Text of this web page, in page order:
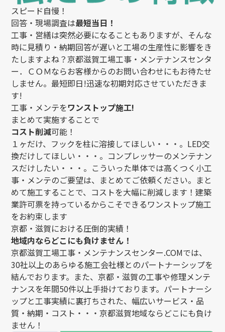
スピード自慢！
回答・現場調査は最短当日！
工事・営繕は突然必要になることもありますが、そんな
時に見積り・納期回答が遅いと工場の生産性に影響をき
たしますよね？京都滋賀工場工事・メンテナンスセンタ
ー．ＣＯＭならお客様からのお問い合わせにもお待たせ
しません。最短即日!迅速な初期対応させていただきま
す!
工事・メンテをワンストップ施工!
まとめて実施することで
コスト削減可能！
１ヶだけ、フックを柱に溶接してほしい・・・。LED交
換だけしてほしい・・・。コンプレッサーのメンテナン
スだけしたい・・・。こういった単体では高くつく小工
事・メンテのご要望は、まとめてご依頼ください。まと
めて施工することで、コストを大幅に削減します！建築
業許可票を持っているからこそできるワンストップ施工
をお約束します
京都・滋賀における圧倒的実績！
地域内ならどこにも負けません！
京都滋賀工場工事・メンテナンスセンター.COMでは、
30社以上のあらゆる施工会社様とのパートナーシップを
結んでおります。また、京都・滋賀の工事や修理メンテ
ナンスを年間50件以上手掛けております。パートナーシ
ップと工事実績に裏打ちされた、幅広いサービス・品
質・納期・コスト・・・京都滋賀地域ならどこにも負け
ません！